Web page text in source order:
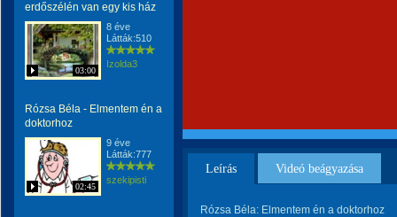
erdőszélén van egy kis ház
03:00
8 éve
Látták:510
Izolda3
Rózsa Béla - Elmentem én a
doktorhoz
02:45
9 éve
Látták:777
szekipisti
Leírás Videó beágyazása
Rózsa Béla: Elmentem én a doktorhoz